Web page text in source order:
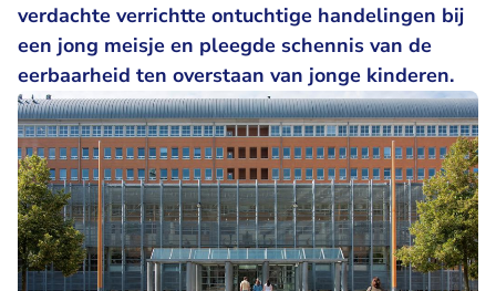
verdachte verrichtte ontuchtige handelingen bij
een jong meisje en pleegde schennis van de
eerbaarheid ten overstaan van jonge kinderen.